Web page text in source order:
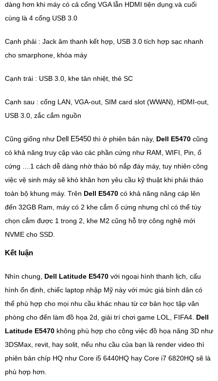
dàng hơn khi máy có cả cổng VGA lẫn HDMI tiện dụng.và cuối
cùng là 4 cổng USB 3.0
Cạnh phải : Jack âm thanh kết hợp, USB 3.0 tích hợp sạc nhanh
cho smarphone, khóa máy
Cạnh trái : USB 3.0, khe tản nhiệt, thẻ SC
Cạnh sau : cổng LAN, VGA-out, SIM card slot (WWAN), HDMI-out,
USB 3.0, zắc cắm nguồn
Cũng giống như Dell E5450 thì ở phiên bản này, Dell E5470 cũng
có khả năng truy cập vào các phần cứng như RAM, WIFI, Pin, ổ
cứng ....1 cách dễ dàng nhờ tháo bỏ nắp đáy máy, tuy nhiên công
việc vệ sinh máy sẽ khó khăn hơn yêu cầu kỹ thuật khi phải tháo
toàn bộ khung máy. Trên Dell E5470 có khả năng nâng cáp lên
đến 32GB Ram, máy có 2 khe cắm ổ cứng nhưng chỉ có thể tùy
chọn cắm được 1 trong 2, khe M2 cũng hỗ trợ công nghệ mới
NVME cho SSD.
Kết luận
Nhìn chung, Dell Latitude E5470 với ngoại hình thanh lịch, cấu
hình ổn định, chiếc laptop nhập Mỹ này với mức giá bình dân có
thể phù hợp cho mọi nhu cầu khác nhau từ cơ bản học tập văn
phòng cho đến làm đồ họa 2d, giải trí chơi game LOL, FIFA4. Dell
Latitude E5470 không phù hợp cho công việc đồ họa năng 3D như
3DSMax, revit, hay solit, nếu nhu cầu của bạn là render video thì
phiên bản chíp HQ như Core i5 6440HQ hay Core i7 6820HQ sẽ là
phù hợp hơn.